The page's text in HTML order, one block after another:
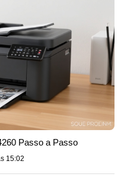
Passo a Passo
15:02